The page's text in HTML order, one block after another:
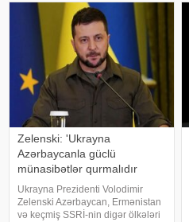
Türkiyə–Azərbaycan Dostluq,
Əməkdaşlıq və Həmrəylik
Vəqfinin (TADİV) və
Mədəniyyətləraras
Zelenski: 'Ukrayna
Azərbaycanla güclü
münasibətlər qurmalıdır
Ukrayna Prezidenti Volodimir
Zelenski Azərbaycan, Ermənistan
və keçmiş SSRİ-nin digər ölkələri